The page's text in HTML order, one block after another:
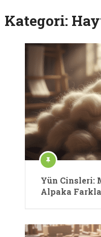
Kategori:
Yün Cinsleri:
Alpaka